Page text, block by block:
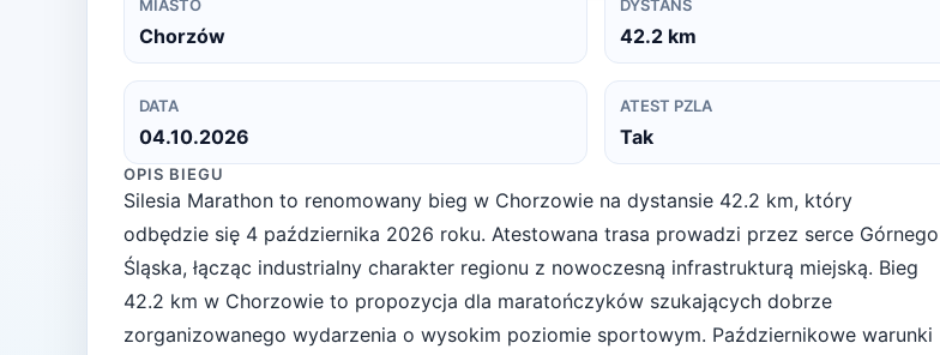
MIASTO
Chorzów
DYSTANS
42.2 km
DATA
04.10.2026
ATEST PZLA
Tak
OPIS BIEGU
Silesia Marathon to renomowany bieg w Chorzowie na dystansie 42.2 km, który
odbędzie się 4 października 2026 roku. Atestowana trasa prowadzi przez serce Górnego
Śląska, łącząc industrialny charakter regionu z nowoczesną infrastrukturą miejską. Bieg
42.2 km w Chorzowie to propozycja dla maratończyków szukających dobrze
zorganizowanego wydarzenia o wysokim poziomie sportowym. Październikowe warunki